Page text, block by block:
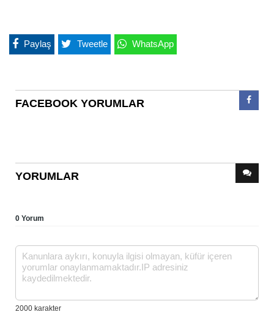
Paylaş Tweetle WhatsApp
FACEBOOK YORUMLAR
YORUMLAR
0 Yorum